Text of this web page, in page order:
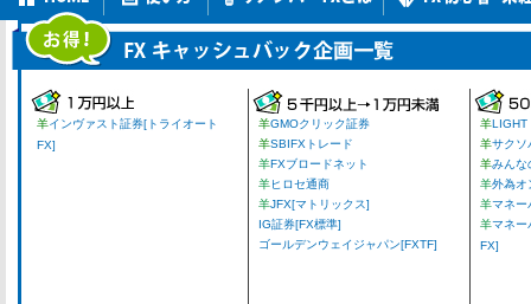
羊インヴァスト証券[トライオート
FX]
羊GMOクリック証券
羊SBIFXトレード
羊FXブロードネット
羊ヒロセ通商
羊JFX[マトリックス]
IG証券[FX標準]
ゴールデンウェイジャパン[FXTF]
羊LIGHT
羊サクソ
羊みんな
羊外為オ
羊マネー
羊マネー
FX]